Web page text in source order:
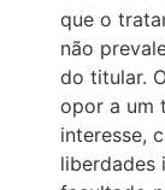
que o
não
do titular.
opor a um
interesse,
liberdades